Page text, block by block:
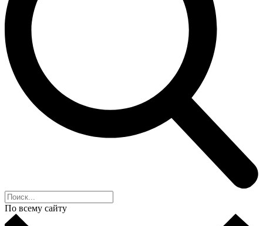
По всему сайту